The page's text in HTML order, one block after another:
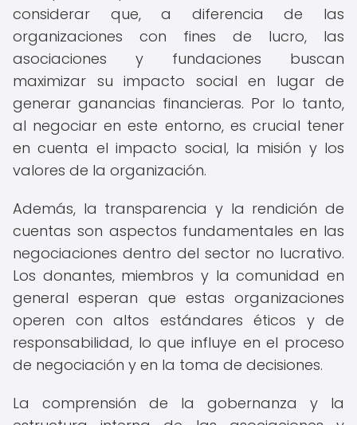
considerar que, a diferencia de las
organizaciones con fines de lucro, las
asociaciones y fundaciones buscan
maximizar su impacto social en lugar de
generar ganancias financieras. Por lo tanto,
al negociar en este entorno, es crucial tener
en cuenta el impacto social, la misión y los
valores de la organización.
Además, la transparencia y la rendición de
cuentas son aspectos fundamentales en las
negociaciones dentro del sector no lucrativo.
Los donantes, miembros y la comunidad en
general esperan que estas organizaciones
operen con altos estándares éticos y de
responsabilidad, lo que influye en el proceso
de negociación y en la toma de decisiones.
La comprensión de la gobernanza y la